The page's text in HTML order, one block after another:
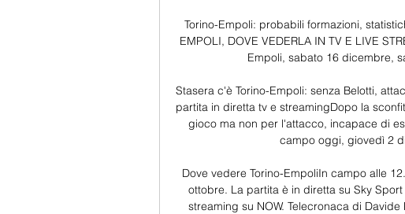
Torino-Empoli: probabili formazioni,
EMPOLI, DOVE VEDERLA IN TV E LIVE
Empoli, sabato 16 dicembre,
Stasera c'è Torino-Empoli: senza Belotti,
partita in diretta tv e streamingDopo la
gioco ma non per l'attacco, incapace di
campo oggi, giovedì 2
Dove vedere Torino-EmpoliIn campo alle
ottobre. La partita è in diretta su Sky
streaming su NOW. Telecronaca di